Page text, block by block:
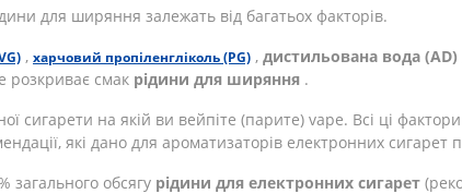
для ширяння залежать від багатьох факторів.
, харчовий пропіленгліколь (PG) , дистильована вода (AD)
розкриває смак рідини для ширяння .
сигарети на якій ви вейпіте (парите) vape. Всі ці
які дано для ароматизаторів електронних сигарет
загального обсягу рідини для електронних сигарет